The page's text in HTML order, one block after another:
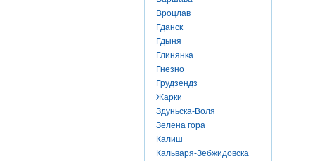
Вроцлав
Гданск
Гдыня
Глинянка
Гнезно
Грудзендз
Жарки
Здуньска-Воля
Зелена гора
Калиш
Кальваря-Зебжидовска